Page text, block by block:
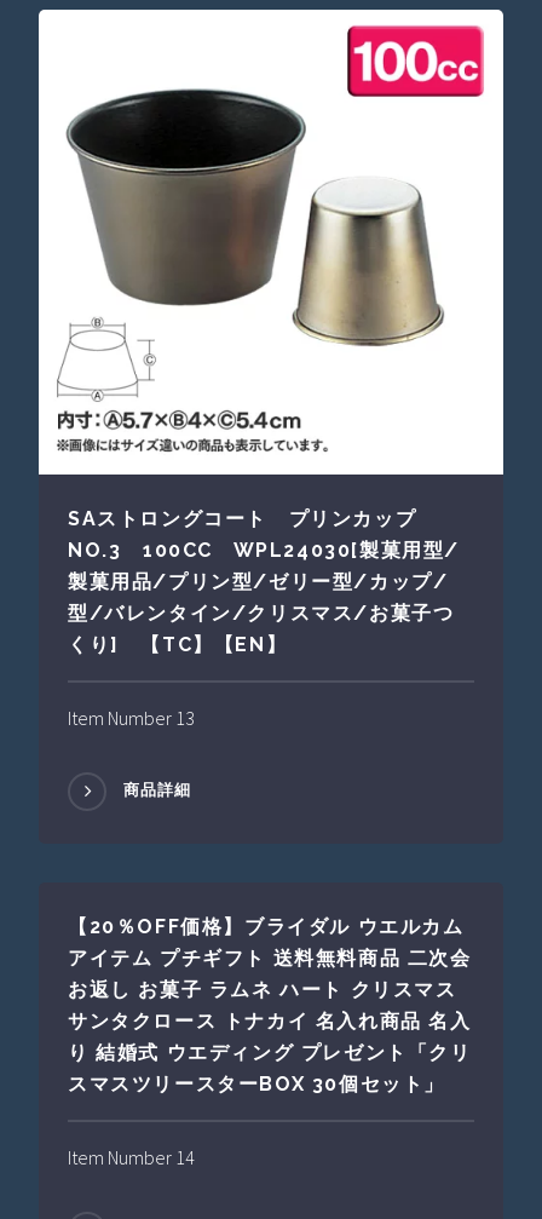
SAストロングコート プリンカップ
NO.3 100CC WPL24030[製菓用型/
製菓用品/プリン型/ゼリー型/カップ/
型/バレンタイン/クリスマス/お菓子つ
くり] 【TC】【EN】
Item Number 13
商品詳細
【20％OFF価格】ブライダル ウエルカム
アイテム プチギフト 送料無料商品 二次会
お返し お菓子 ラムネ ハート クリスマス
サンタクロース トナカイ 名入れ商品 名入
り 結婚式 ウエディング プレゼント「クリ
スマスツリースターBOX 30個セット」
Item Number 14